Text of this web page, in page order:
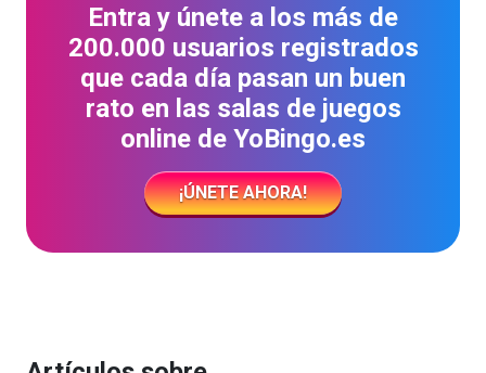
Entra y únete a los más de
200.000 usuarios registrados
que cada día pasan un buen
rato en las salas de juegos
online de YoBingo.es
¡ÚNETE AHORA!